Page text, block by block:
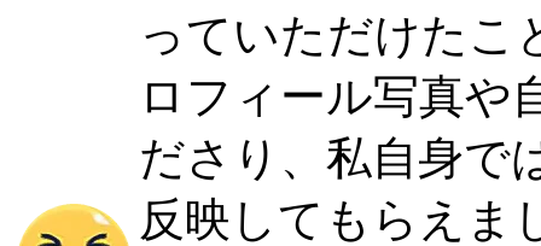
っていただけたこ
ロフィール写真や
ださり、私自身で
反映してもらえま